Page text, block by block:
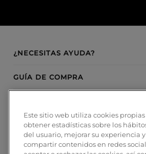
¿NECESITAS AYUDA?
GUÍA DE COMPRA
INSPIRATION
Este sitio web utiliza cookies propias
obtener estadísticas sobre los
del usuario, mejorar su experiencia
compartir contenidos en redes